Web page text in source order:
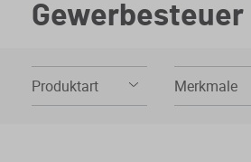
Gewerbesteuer
Produktart Merkmale